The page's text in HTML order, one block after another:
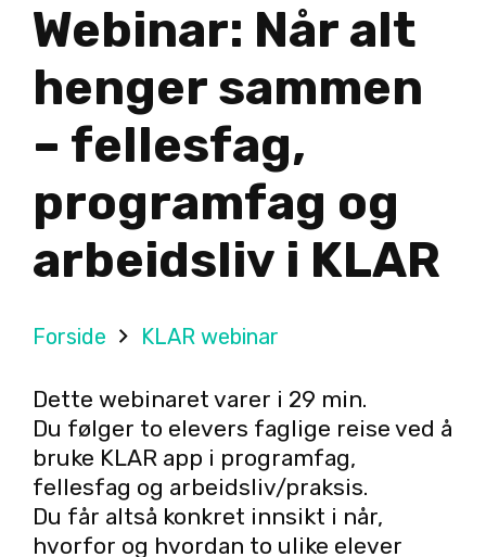
Webinar: Når alt
henger sammen
– fellesfag,
programfag og
arbeidsliv i KLAR
Forside KLAR webinar
Dette webinaret varer i 29 min.
Du følger to elevers faglige reise ved å
bruke KLAR app i programfag,
fellesfag og arbeidsliv/praksis.
Du får altså konkret innsikt i når,
hvorfor og hvordan to ulike elever